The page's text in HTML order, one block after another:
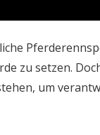
zu setzen.
um